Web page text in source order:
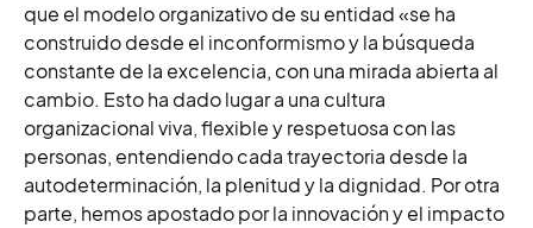
que el modelo organizativo de su entidad «se ha
construido desde el inconformismo y la búsqueda
constante de la excelencia, con una mirada abierta al
cambio. Esto ha dado lugar a una cultura
organizacional viva, flexible y respetuosa con las
personas, entendiendo cada trayectoria desde la
autodeterminación, la plenitud y la dignidad. Por otra
parte, hemos apostado por la innovación y el impacto